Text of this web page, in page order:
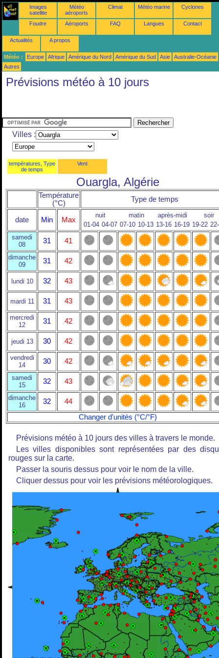
Images
satellite
Météo
aéroports
Climat Météo marine Cyclones
Foudre Aéroports FAQ Langues Contact
Actualités A propos
Météo : Europe Afrique Amérique du Nord Amérique du Sud Asie
Australie-Océanie
Autres
Prévisions météo à 10 jours
Villes :
températures, Type
de temps
Vent
Ouargla, Algérie
Température
(°C)
Type de temps
date Min Max
nuit matin après-midi
soir
01-04 04-07 07-10 10-13 13-16 16-19 19-22
samedi
08
31 41
dimanche
09
31 42
lundi 10 32 43
mardi 11 31 43
mercredi
12
31 42
jeudi 13 30 42
vendredi
14
30 42
samedi
15
32 43
dimanche
16
32
44
Changer d'unités (°C/°F)
Prévisions météo à 10 jours des villes à travers le monde.
Les villes disponibles sont représentées par des
rouges sur la carte.
Passer la souris dessus pour voir le nom de la ville.
Cliquer dessus pour voir les prévisions météorologiques.